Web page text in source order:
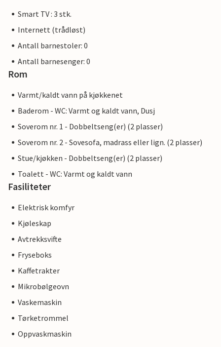
Smart TV : 3 stk.
Internett (trådløst)
Antall barnestoler: 0
Antall barnesenger: 0
Rom
Varmt/kaldt vann på kjøkkenet
Baderom - WC: Varmt og kaldt vann, Dusj
Soverom nr. 1 - Dobbeltseng(er) (2 plasser)
Soverom nr. 2 - Sovesofa, madrass eller lign. (2 plasser)
Stue/kjøkken - Dobbeltseng(er) (2 plasser)
Toalett - WC: Varmt og kaldt vann
Fasiliteter
Elektrisk komfyr
Kjøleskap
Avtrekksvifte
Fryseboks
Kaffetrakter
Mikrobølgeovn
Vaskemaskin
Tørketrommel
Oppvaskmaskin